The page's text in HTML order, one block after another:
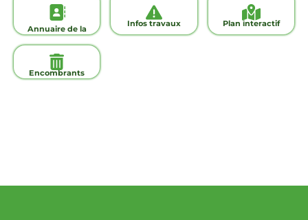
Annuaire de la
Infos travaux Plan interactif
Encombrants